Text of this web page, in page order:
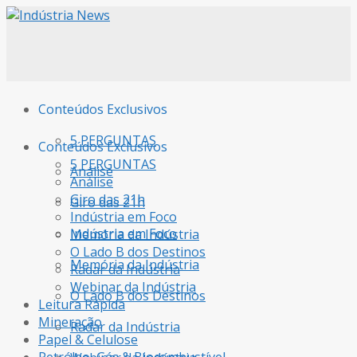
Conteúdos Exclusivos
5 PERGUNTAS
Análise
Giro das 21h
Indústria em Foco
Memória da Indústria
O Lado B dos Destinos
Radar da Indústria
Conteúdos Exclusivos
5 PERGUNTAS
Análise
Giro das 21h
Indústria em Foco
Memória da Indústria
O Lado B dos Destinos
Radar da Indústria
Webinar da Indústria
Leitura Rápida
Mineração
Papel & Celulose